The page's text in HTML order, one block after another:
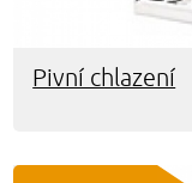
Pivní chlazení